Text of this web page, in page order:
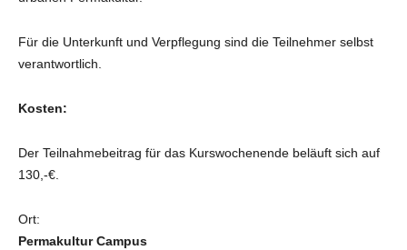
Für die Unterkunft und Verpflegung sind die Teilnehmer selbst
verantwortlich.
Kosten:
Der Teilnahmebeitrag für das Kurswochenende beläuft sich auf
130,-€.
Ort:
Permakultur Campus